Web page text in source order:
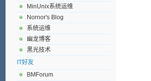
MinUnix系统运维
Nornor's Blog
系统运维
幽龙博客
黑光技术
IT好友
BMForum